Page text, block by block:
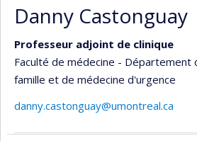
Danny Castonguay
Professeur adjoint de clinique
Faculté de médecine - Département
famille et de médecine d'urgence
danny.castonguay@umontreal.ca